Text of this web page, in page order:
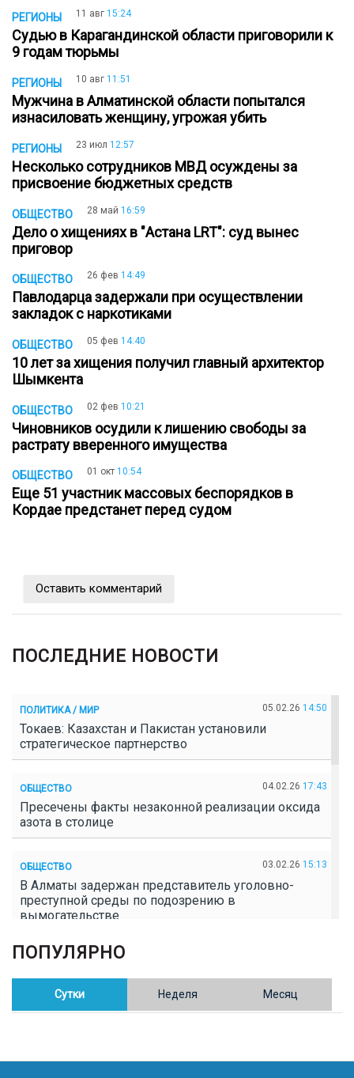
РЕГИОНЫ 11 авг 15:24
Судью в Карагандинской области приговорили к
9 годам тюрьмы
РЕГИОНЫ 10 авг 11:51
Мужчина в Алматинской области попытался
изнасиловать женщину, угрожая убить
РЕГИОНЫ 23 июл 12:57
Несколько сотрудников МВД осуждены за
присвоение бюджетных средств
ОБЩЕСТВО 28 май 16:59
Дело о хищениях в "Астана LRT": суд вынес
приговор
ОБЩЕСТВО 26 фев 14:49
Павлодарца задержали при осуществлении
закладок с наркотиками
ОБЩЕСТВО 05 фев 14:40
10 лет за хищения получил главный архитектор
Шымкента
ОБЩЕСТВО 02 фев 10:21
Чиновников осудили к лишению свободы за
растрату вверенного имущества
ОБЩЕСТВО 01 окт 10:54
Еще 51 участник массовых беспорядков в
Кордае предстанет перед судом
Оставить комментарий
ПОСЛЕДНИЕ НОВОСТИ
ПОЛИТИКА / МИР 05.02.26 14:50
Токаев: Казахстан и Пакистан установили
стратегическое партнерство
ОБЩЕСТВО 04.02.26 17:43
Пресечены факты незаконной реализации оксида
азота в столице
ОБЩЕСТВО 03.02.26 15:13
В Алматы задержан представитель уголовно-
преступной среды по подозрению в
вымогательстве
ОБЩЕСТВО
Полицейские пресекли незаконное выращивание
конопли в Таразе
Казахстан возглавил Договор о зоне, свободной от
ПОПУЛЯРНО
Сутки Неделя Месяц